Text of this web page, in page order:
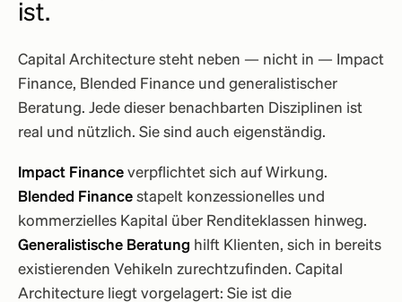
ist.
Capital Architecture steht neben — nicht in — Impact
Finance, Blended Finance und generalistischer
Beratung. Jede dieser benachbarten Disziplinen ist
real und nützlich. Sie sind auch eigenständig.
Impact Finance verpflichtet sich auf Wirkung.
Blended Finance stapelt konzessionelles und
kommerzielles Kapital über Renditeklassen hinweg.
Generalistische Beratung hilft Klienten, sich in bereits
existierenden Vehikeln zurechtzufinden. Capital
Architecture liegt vorgelagert: Sie ist die